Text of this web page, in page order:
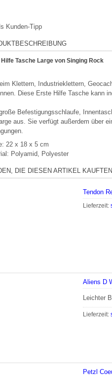
Kunden-Tipp
Hilfe Tasche Large von Singing Rock
Klettern, Industrieklettern,
Diese Erste Hilfe Tasche kann
Befestigungsschlaufe,
aus. Sie verfügt außerdem über
22 x 18 x 5 cm
Polyamid, Polyester
DIE DIESEN ARTIKEL
Tendon
Lieferzeit:
Aliens D
Leichter
Lieferzeit:
Petzl